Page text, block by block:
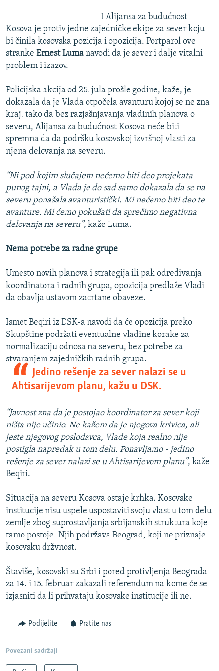
I Alijansa za budućnost
Kosova je protiv jedne zajedničke ekipe za sever koju
bi činila kosovska pozicija i opozicija. Portparol ove
stranke Ernest Luma navodi da je sever i dalje vitalni
problem i izazov.
Policijska akcija od 25. jula prošle godine, kaže, je
dokazala da je Vlada otpočela avanturu kojoj se ne zna
kraj, tako da bez razjašnjavanja vladinih planova o
severu, Alijansa za budućnost Kosova neće biti
spremna da da podršku kosovskoj izvršnoj vlasti za
njena delovanja na severu.
“Ni pod kojim slučajem nećemo biti deo projekata
punog tajni, a Vlada je do sad samo dokazala da se na
severu ponašala avanturistički. Mi nećemo biti deo te
avanture. Mi ćemo pokušati da sprečimo negativna
delovanja na severu”, kaže Luma.
Nema potrebe za radne grupe
Umesto novih planova i strategija ili pak određivanja
koordinatora i radnih grupa, opozicija predlaže Vladi
da obavlja ustavom zacrtane obaveze.
Ismet Beqiri iz DSK-a navodi da će opozicija preko
Skupštine podržati eventualne vladine korake za
normalizaciju odnosa na severu, bez potrebe za
stvaranjem zajedničkih radnih grupa.
Jedino rešenje za sever nalazi se u
Ahtisarijevom planu, kažu u DSK.
“Javnost zna da je postojao koordinator za sever koji
ništa nije učinio. Ne kažem da je njegova krivica, ali
jeste njegovog poslodavca, Vlade koja realno nije
postigla napredak u tom delu. Ponavljamo - jedino
rešenje za sever nalazi se u Ahtisarijevom planu”, kaže
Beqiri.
Situacija na severu Kosova ostaje krhka. Kosovske
institucije nisu uspele uspostaviti svoju vlast u tom delu
zemlje zbog suprostavljanja srbijanskih struktura koje
tamo postoje. Njih podržava Beograd, koji ne priznaje
kosovsku držvnost.
Štaviše, kosovski su Srbi i pored protivljenja Beograda
za 14. i 15. februar zakazali referendum na kome će se
izjasniti da li prihvataju kosovske institucije ili ne.
Podijelite Pratite nas
Povezani sadržaji